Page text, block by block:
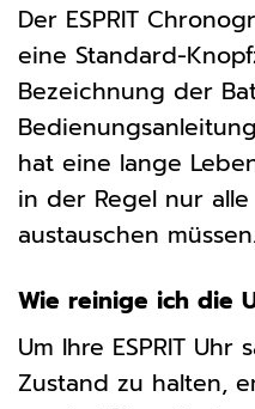
Der ESPRIT
eine Standard-
Bezeichnung der
hat eine lange
in der Regel nur
austauschen müssen.
Wie reinige ich die
Um Ihre ESPRIT
Zustand zu halten,